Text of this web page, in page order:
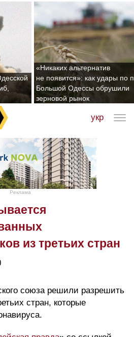
«Никаких альтернатив
не появится»: как удары по
Большой Одессы обрушили
зерновой рынок
укр
Реклама
из третьих стран
союза решили разрешить
стран, которые